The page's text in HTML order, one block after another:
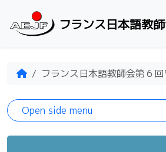
フランス日本語教
Homeフランス日本語教師会第６
Open side menu